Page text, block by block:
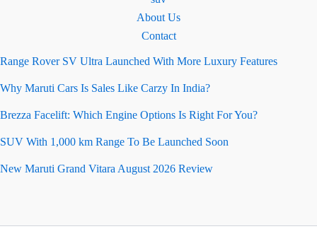
About Us
Contact
Range Rover SV Ultra Launched With More Luxury Features
Why Maruti Cars Is Sales Like Carzy In India?
Brezza Facelift: Which Engine Options Is Right For You?
SUV With 1,000 km Range To Be Launched Soon
New Maruti Grand Vitara August 2026 Review